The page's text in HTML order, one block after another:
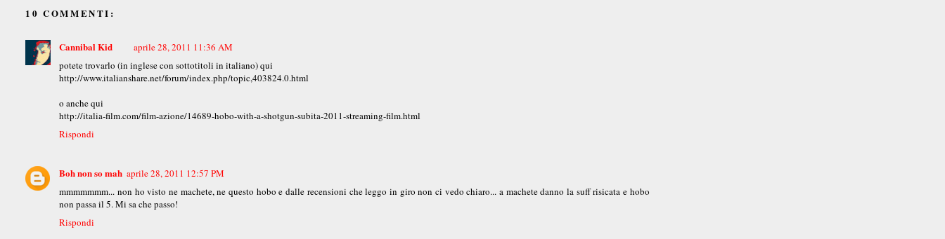
10 COMMENTI:
Cannibal Kid
aprile 28, 2011 11:36 AM
potete trovarlo (in inglese con sottotitoli in italiano) qui
http://www.italianshare.net/forum/index.php/topic,403824.0.html
o anche qui
http://italia-film.com/film-azione/14689-hobo-with-a-shotgun-subita-2011-streaming-film.html
Rispondi
Boh non so mah aprile 28, 2011 12:57 PM
mmmmmmm... non ho visto ne machete, ne questo hobo e dalle recensioni che leggo in giro non ci vedo chiaro... a machete danno la suff risicata e hobo
non passa il 5. Mi sa che passo!
Rispondi